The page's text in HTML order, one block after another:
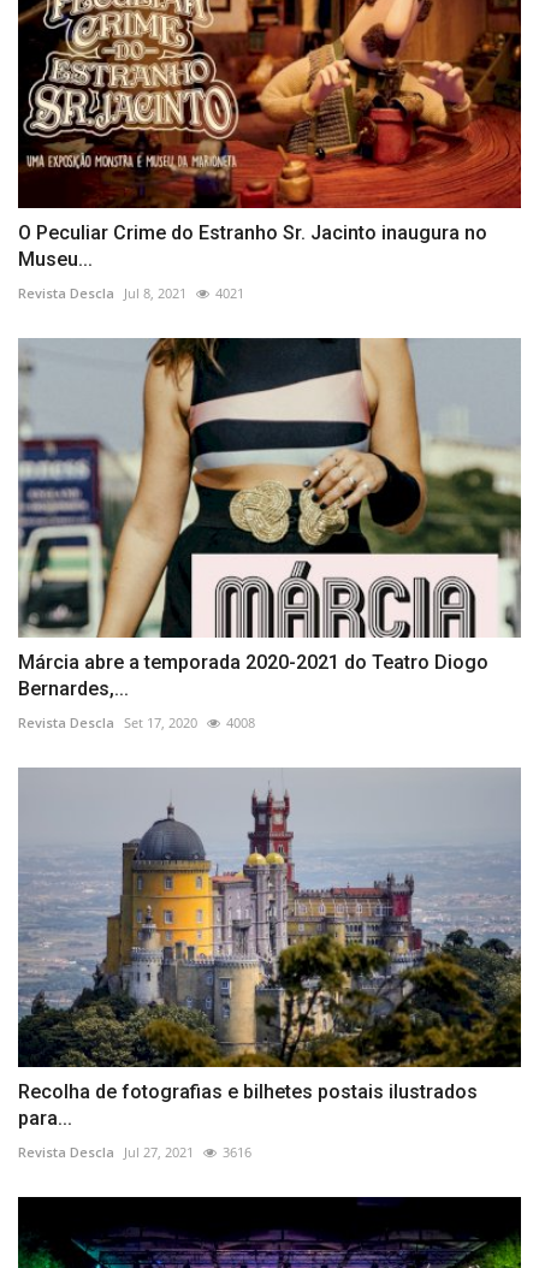
O Peculiar Crime do Estranho Sr. Jacinto inaugura no
Museu...
Revista Descla Jul 8, 2021 4021
Márcia abre a temporada 2020-2021 do Teatro Diogo
Bernardes,...
Revista Descla Set 17, 2020 4008
Recolha de fotografias e bilhetes postais ilustrados
para...
Revista Descla Jul 27, 2021 3616